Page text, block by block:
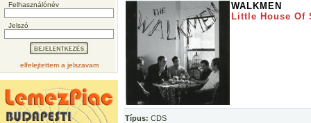
Felhasználónév
Jelszó
elfelejtettem a jelszavam
WALKMEN
Little House Of
Típus: CDS